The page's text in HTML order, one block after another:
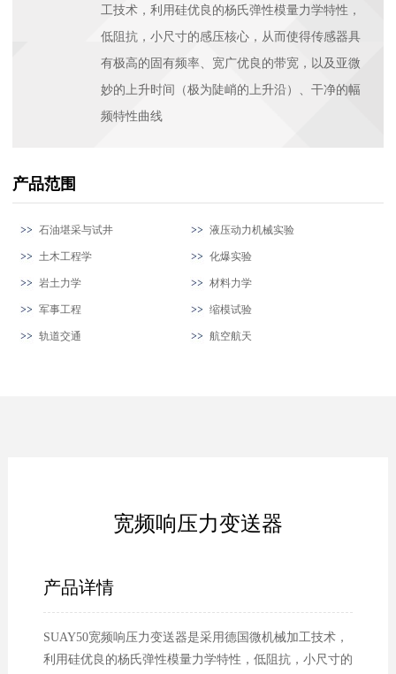
工技术，利用硅优良的杨氏弹性模量力学特性，
低阻抗，小尺寸的感压核心，从而使得传感器具
有极高的固有频率、宽广优良的带宽，以及亚微
妙的上升时间（极为陡峭的上升沿）、干净的幅
频特性曲线
产品范围
石油堪采与试井 液压动力机械实验
土木工程学 化爆实验
岩土力学 材料力学
军事工程 缩模试验
轨道交通 航空航天
宽频响压力变送器
产品详情
SUAY50宽频响压力变送器是采用德国微机械加工技术，
利用硅优良的杨氏弹性模量力学特性，低阻抗，小尺寸的